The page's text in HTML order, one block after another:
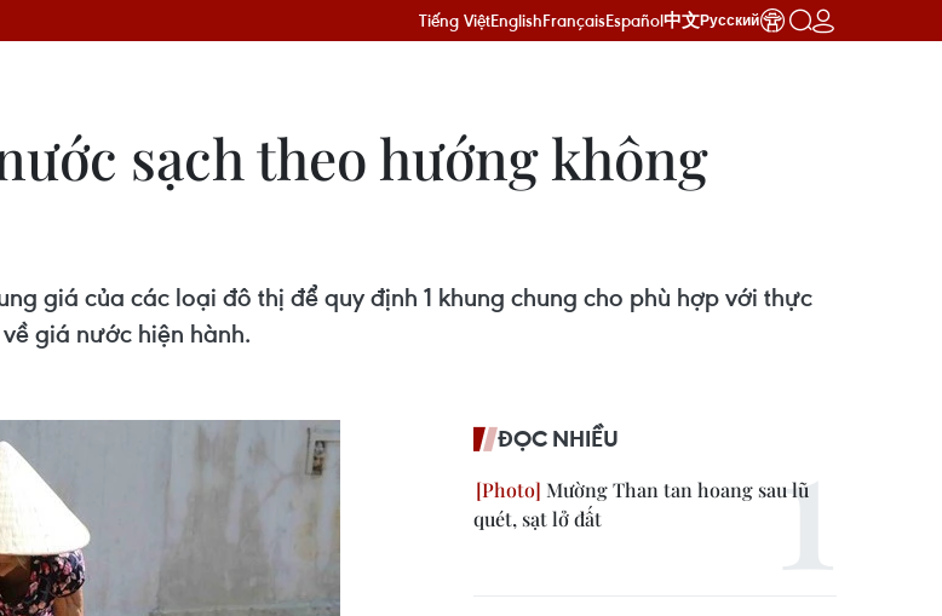
Tiếng ViệtEnglishFrançaisEspañol中文Русский
sạch theo hướng không
giá của các loại đô thị để quy định 1 khung chung cho phù hợp với thực
giá nước hiện hành.
ĐỌC NHIỀU
Mường Than tan hoang sau lũ
quét, sạt lở đất